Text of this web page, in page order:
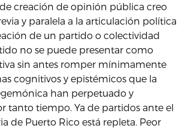
creación de opinión pública creo
y paralela a la articulación política
de un partido o colectividad
no se puede presentar como
sin antes romper mínimamente
cognitivos y epistémicos que la
han perpetuado y
tanto tiempo. Ya de partidos ante el
de Puerto Rico está repleta. Peor